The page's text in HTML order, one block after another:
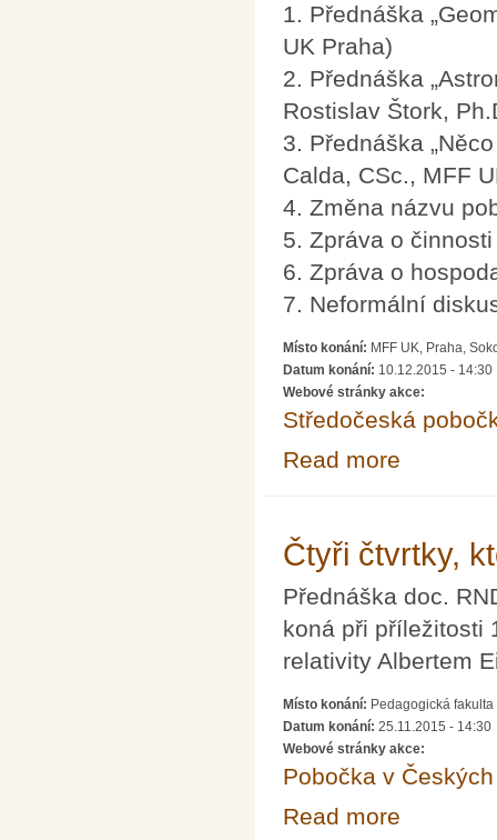
1. Přednáška
UK Praha)
2. Přednáška
Rostislav Štork,
3. Přednáška
Calda, CSc., MFF
4. Změna názvu
5. Zpráva o
6. Zpráva o
7. Neformální
Místo konání: MFF UK, Praha,
Datum konání: 10.12.2015 - 14:30
Webové stránky akce:
Středočeská
Read more
Čtyři čtvrtky,
Přednáška doc.
koná při příležitosti
relativity Albertem
Místo konání: Pedagogická
Datum konání: 25.11.2015 - 14:30
Webové stránky akce:
Pobočka v
Read more